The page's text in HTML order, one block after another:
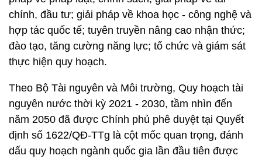
chính, đầu tư; giải pháp về khoa học - công nghệ và
hợp tác quốc tế; tuyên truyền nâng cao nhận thức;
đào tạo, tăng cường năng lực; tổ chức và giám sát
thực hiện quy hoạch.
Theo Bộ Tài nguyên và Môi trường, Quy hoạch tài
nguyên nước thời kỳ 2021 - 2030, tầm nhìn đến
năm 2050 đã được Chính phủ phê duyệt tại Quyết
định số 1622/QĐ-TTg là cột mốc quan trọng, đánh
dấu quy hoạch ngành quốc gia lần đầu tiên được